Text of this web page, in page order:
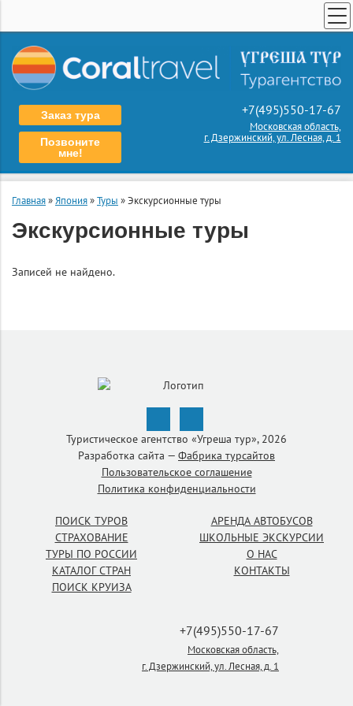
Заказ тура
Позвоните
мне!
+7(495)550-17-67
Московская область,
г. Дзержинский, ул. Лесная, д. 1
СТРАХОВАНИЕ
АРЕНДА АВТОБУСОВ
ШКОЛЬНЫЕ ЭКСКУРСИИ
О НАС
Главная»Япония»Туры »Экскурсионные туры
Экскурсионные туры
Записей не найдено.
Туристическое агентство «Угреша тур», 2026
Разработка сайта — Фабрика турсайтов
Пользовательское соглашение
Политика конфиденциальности
ПОИСК ТУРОВ
СТРАХОВАНИЕ
ТУРЫ ПО РОССИИ
КАТАЛОГ СТРАН
ПОИСК КРУИЗА
АРЕНДА АВТОБУСОВ
ШКОЛЬНЫЕ ЭКСКУРСИИ
О НАС
КОНТАКТЫ
+7(495)550-17-67
Московская область,
г. Дзержинский, ул. Лесная, д. 1